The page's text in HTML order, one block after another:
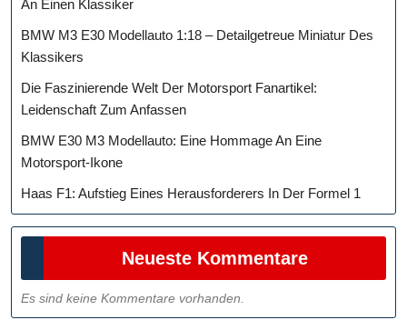
An Einen Klassiker
BMW M3 E30 Modellauto 1:18 – Detailgetreue Miniatur Des
Klassikers
Die Faszinierende Welt Der Motorsport Fanartikel:
Leidenschaft Zum Anfassen
BMW E30 M3 Modellauto: Eine Hommage An Eine
Motorsport-Ikone
Haas F1: Aufstieg Eines Herausforderers In Der Formel 1
Neueste Kommentare
Es sind keine Kommentare vorhanden.